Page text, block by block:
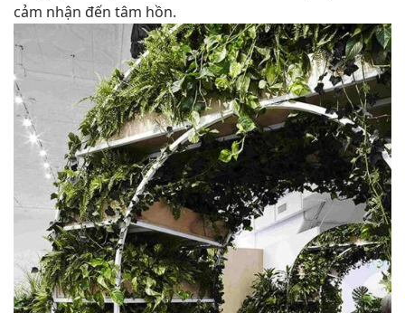
cảm nhận đến tâm hồn.